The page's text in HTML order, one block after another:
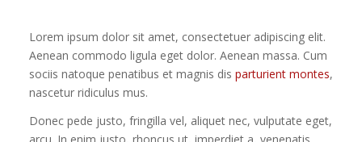
Lorem ipsum dolor sit amet, consectetuer adipiscing elit.
Aenean commodo ligula eget dolor. Aenean massa. Cum
sociis natoque penatibus et magnis dis parturient montes,
nascetur ridiculus mus.
Donec pede justo, fringilla vel, aliquet nec, vulputate eget,